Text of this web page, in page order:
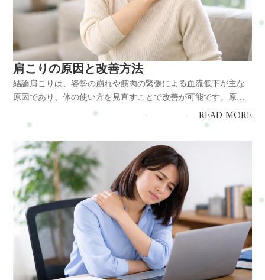
肩こりの原因と改善方法
結論肩こりは、姿勢の崩れや筋肉の緊張による血流低下が主な
原因であり、体の使い方を見直すことで改善が可能です。原
因・長時間の同じ姿勢 ・猫背や前傾姿勢 ・筋肉の緊張（僧帽
筋・肩甲挙筋など） ・血流低下と神経圧迫対策・姿勢改善 ・ス
不良・筋肉の...
READ MORE